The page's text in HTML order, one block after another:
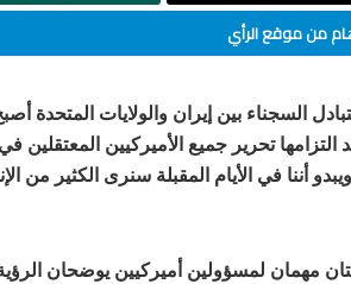
من موقع الرأي
السجناء بين إيران والولايات المتحدة
تحرير جميع الأميركيين المعتقلين
أننا في الأيام المقبلة سنرى الكثير من
مهمان لمسؤولين أميركيين يوضحان الرؤية